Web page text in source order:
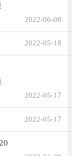
2022-06-08
2022-05-18
2022-05-17
2022-05-17